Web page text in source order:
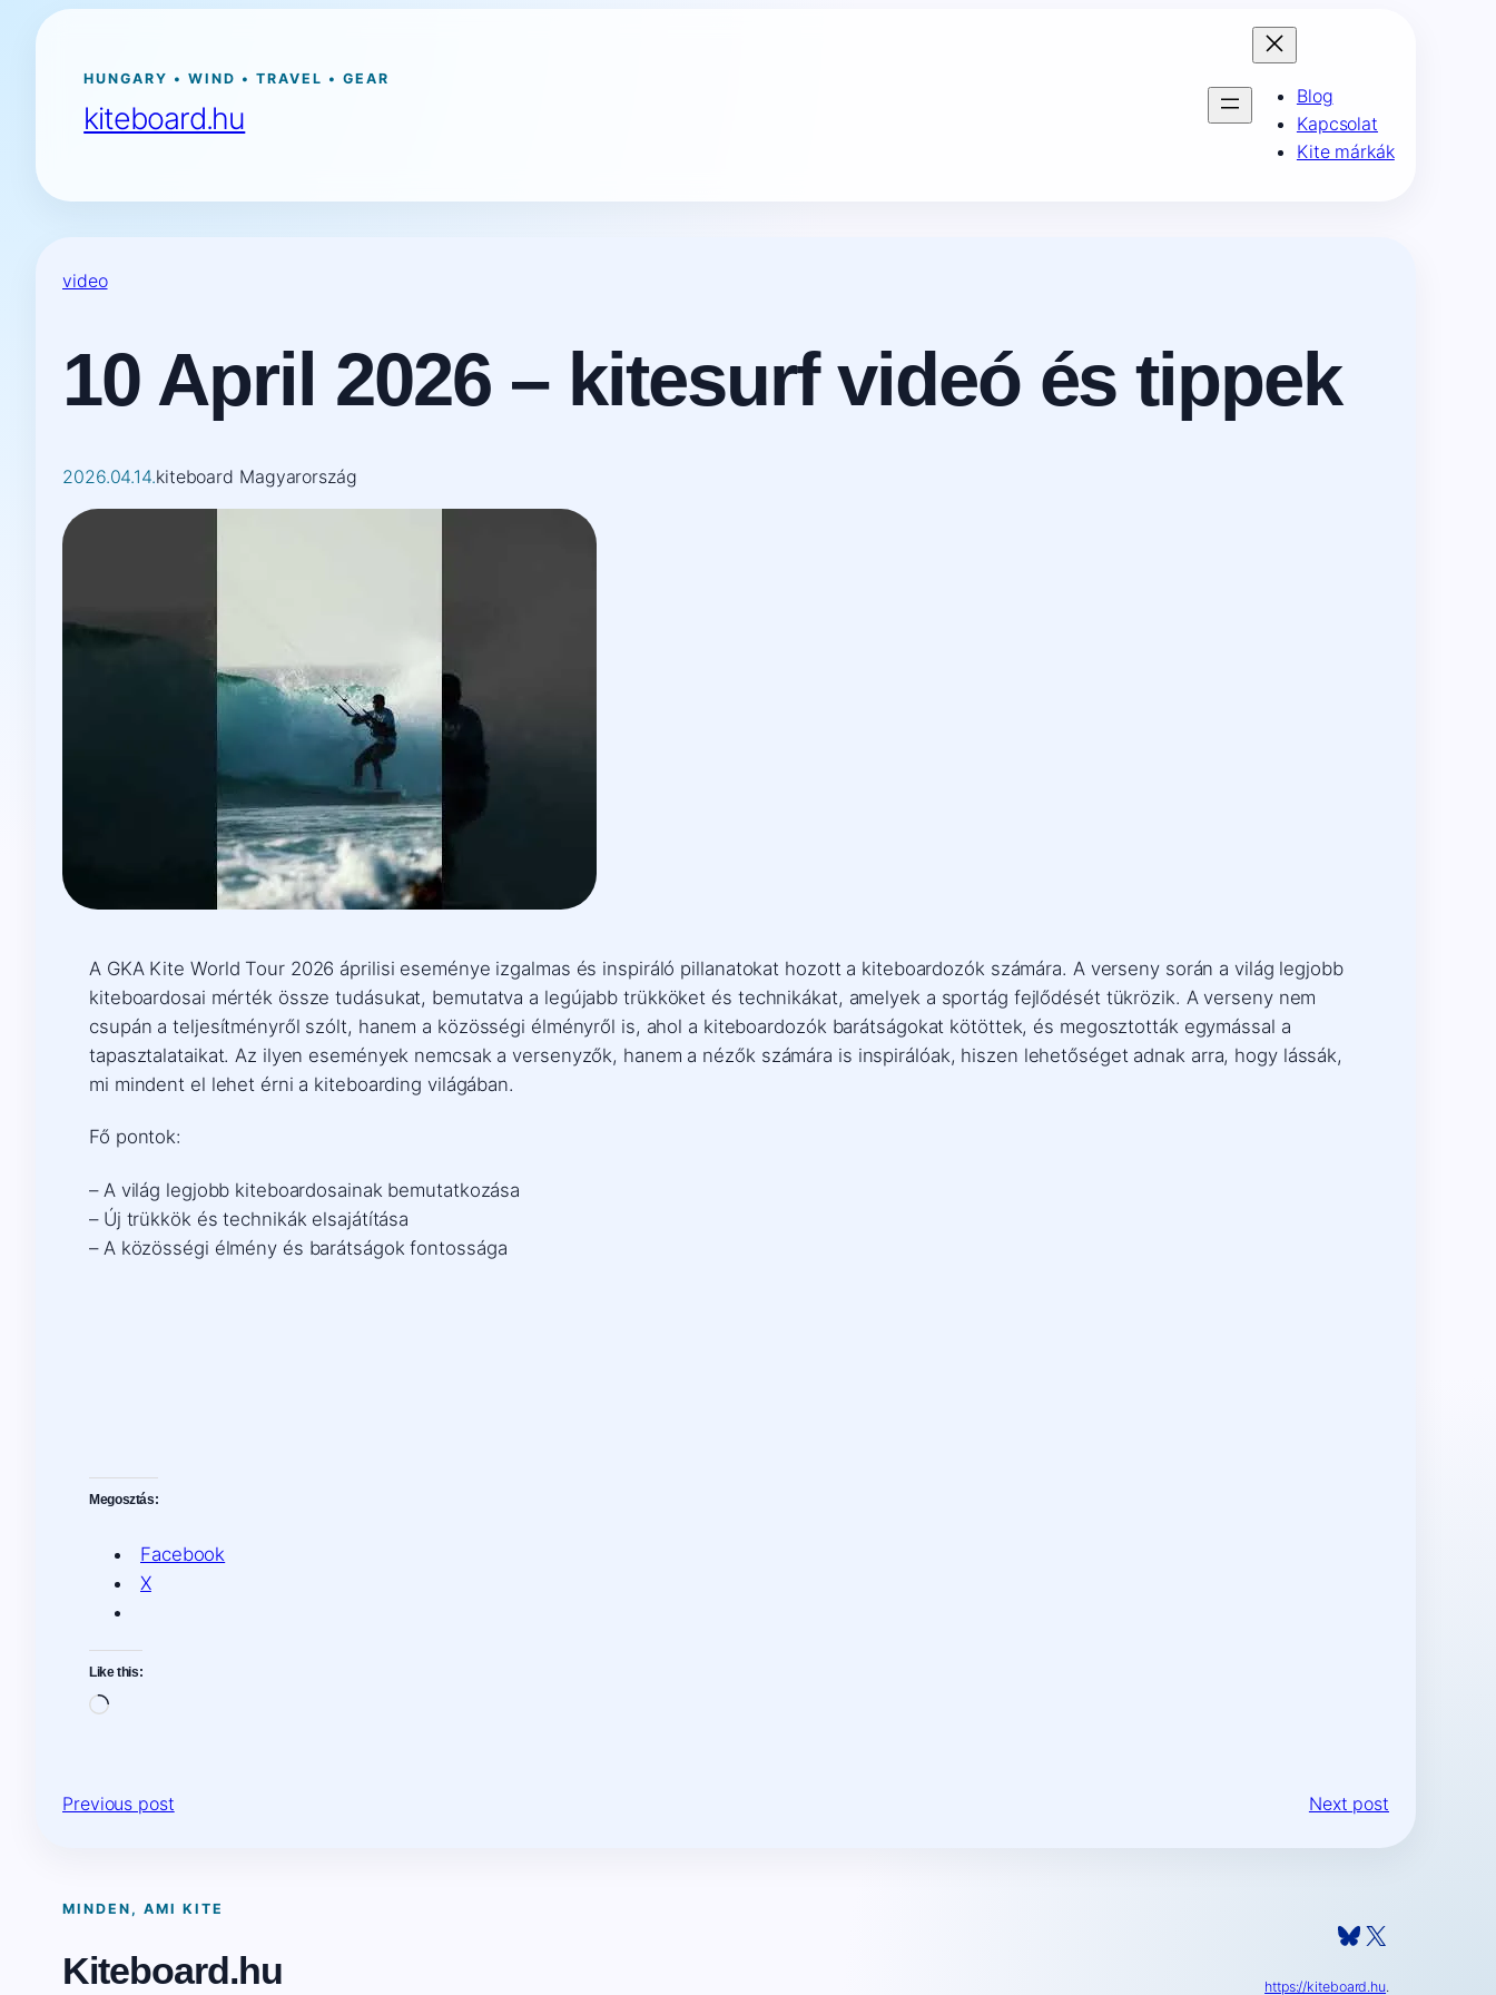
Ugrás
tartalomhozHUNGARY • WIND • TRAVEL • GEAR
kiteboard.hu
Blog
Kapcsolat
Kite márkák
video
10 April 2026 – kitesurf videó és tippek
2026.04.14.kiteboard Magyarország
A GKA Kite World Tour 2026 áprilisi eseménye izgalmas és inspiráló pillanatokat hozott a kiteboardozók számára. A verseny során a világ legjobb
kiteboardosai mérték össze tudásukat, bemutatva a legújabb trükköket és technikákat, amelyek a sportág fejlődését tükrözik. A verseny nem
csupán a teljesítményről szólt, hanem a közösségi élményről is, ahol a kiteboardozók barátságokat kötöttek, és megosztották egymással a
tapasztalataikat. Az ilyen események nemcsak a versenyzők, hanem a nézők számára is inspirálóak, hiszen lehetőséget adnak arra, hogy lássák,
mi mindent el lehet érni a kiteboarding világában.
Fő pontok:
– A világ legjobb kiteboardosainak bemutatkozása
– Új trükkök és technikák elsajátítása
– A közösségi élmény és barátságok fontossága
Megosztás:
Facebook
X
Like this:
Loading…
Previous post Next post
MINDEN, AMI KITE
Kiteboard.hu
Bluesky X
https://kiteboard.hu